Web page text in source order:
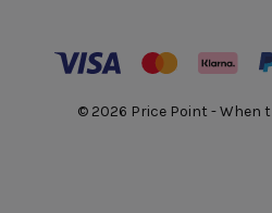
© 2026 Price Point - When